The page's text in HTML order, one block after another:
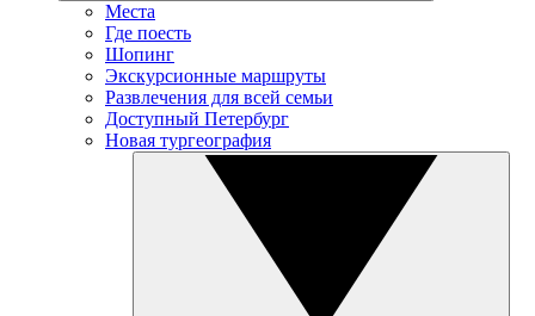
Места
Где поесть
Шопинг
Экскурсионные маршруты
Развлечения для всей семьи
Доступный Петербург
Новая тургеография